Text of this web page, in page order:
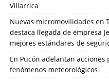
Villarrica
Nuevas micromovilidades en
destaca llegada de empresa
mejores estándares de
En Pucón adelantan
fenómenos meteorológicos